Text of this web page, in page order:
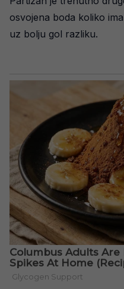
osvojena boda koliko
uz bolju gol razliku.